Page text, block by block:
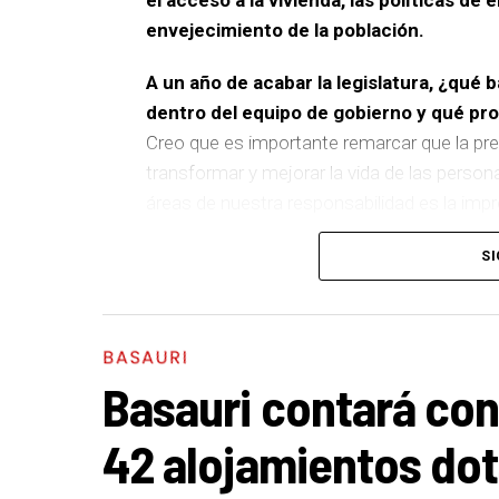
envejecimiento de la población.
A un año de acabar la legislatura, ¿qué
dentro del equipo de gobierno y qué
Creo que es importante remarcar que la
transformar y mejorar la vida de las
del equipo de gobierno.
En ese sentido, destacaría la
entre El Kalero y Basozelai. Es una
los vecinos y vecinas de esa zona y que
En cuanto a nuestras áreas, estos tres
destacaría elimpulso para la creación de
Actuación Energética, el Plan de Acción
BASAURI
Basauri contará
42 alojamientos